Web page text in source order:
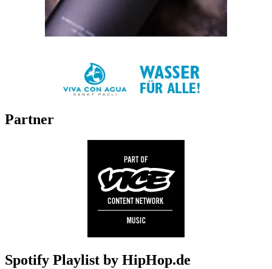
Partner
Spotify Playlist by HipHop.de